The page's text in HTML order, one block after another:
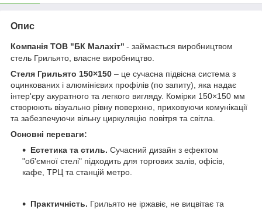
Опис
Компанія ТОВ "БК Малахіт" - займається виробництвом
стель Грильято, власне виробництво.
Стеля Грильято 150×150 – це сучасна підвісна система з
оцинкованих і алюмінієвих профілів (по запиту), яка надає
інтер'єру акуратного та легкого вигляду. Комірки 150×150 мм
створюють візуально рівну поверхню, приховуючи комунікації
та забезпечуючи вільну циркуляцію повітря та світла.
Основні переваги:
Естетика та стиль. Сучасний дизайн з ефектом
"об'ємної стелі" підходить для торгових залів, офісів,
кафе, ТРЦ та станцій метро.
Практичність. Грильято не іржавіє, не вицвітає та